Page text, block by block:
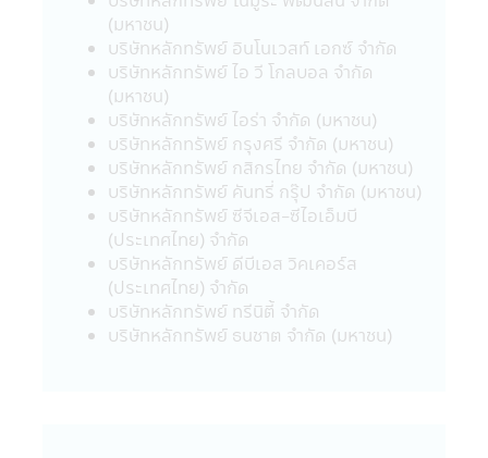
23. อัตราค่าธรรมเนียมการหักเงินลงทุนราย
เดือนจากบัญชีธนาคารของผู้ถือหน่วยลงทุน
สำหรับผู้ลงทุนที่ใช้บริการแผนการลงทุน
อัตโนมัติ (Regular Saving Plan)
- ไม่คิดค่าบริการ สำหรับผู้ลงทุนที่มียอด
เงินลงทุนหักรายเดือนตั้งแต่ 5,000 บาทขึ้นไป
ต่อรายการ
- คิดค่าบริการ 10 บาท ต่อรายการ สำหรับ
ผู้ลงทุนที่มียอดเงินลงทุนหักรายเดือนต่ำกว่า
5,000 บาท (ปัจจุบันยกเว้นค่าบริการ)
ค่าบริการดังกล่าว มีผลตั้งแต่วันที่ 23
มีนาคม 2563 เป็นต้นไป จนกว่าจะมีประกาศ
เปลี่ยนแปลง
24. ผู้ลงทุนโปรดศึกษาเงื่อนไขการลงทุนใน
กองทุนรวมเพื่อการออม (SSF) / กองทุนรวม
(มหาชน)
บริษัทหลักทรัพย์ อินโนเวสท์ เอกซ์ จำกัด
บริษัทหลักทรัพย์ ไอ วี โกลบอล จำกัด
(มหาชน)
บริษัทหลักทรัพย์ ไอร่า จำกัด (มหาชน)
บริษัทหลักทรัพย์ กรุงศรี จำกัด (มหาชน)
บริษัทหลักทรัพย์ กสิกรไทย จำกัด (มหาชน)
บริษัทหลักทรัพย์ คันทรี่ กรุ๊ป จำกัด (มหาชน)
บริษัทหลักทรัพย์ ซีจีเอส-ซีไอเอ็มบี
(ประเทศไทย) จำกัด
บริษัทหลักทรัพย์ ดีบีเอส วิคเคอร์ส
(ประเทศไทย) จำกัด
บริษัทหลักทรัพย์ ทรีนิตี้ จำกัด
บริษัทหลักทรัพย์ ธนชาต จำกัด (มหาชน)